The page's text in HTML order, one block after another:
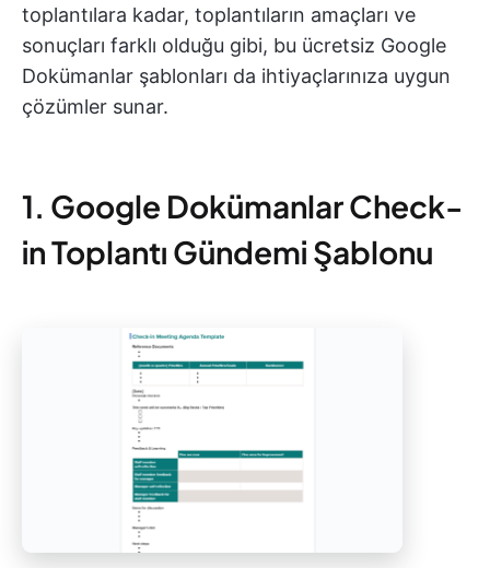
toplantılara kadar, toplantıların amaçları ve
sonuçları farklı olduğu gibi, bu ücretsiz Google
Dokümanlar şablonları da ihtiyaçlarınıza uygun
çözümler sunar.
1. Google Dokümanlar Check-
in Toplantı Gündemi Şablonu